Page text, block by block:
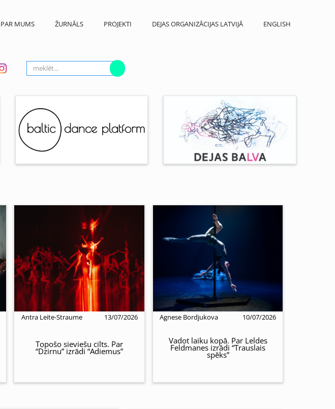
PAR MUMS ŽURNĀLS PROJEKTI DEJAS ORGANIZĀCIJAS LATVIJĀ ENGLISH
Antra Leite-Straume 13/07/2026
Topošo sieviešu cilts. Par
“Dzirnu” izrādi “Adiemus”
Agnese Bordjukova 10/07/2026
Vadot laiku kopā. Par Leldes
Feldmanes izrādi “Trauslais
spēks”